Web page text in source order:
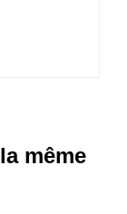
même